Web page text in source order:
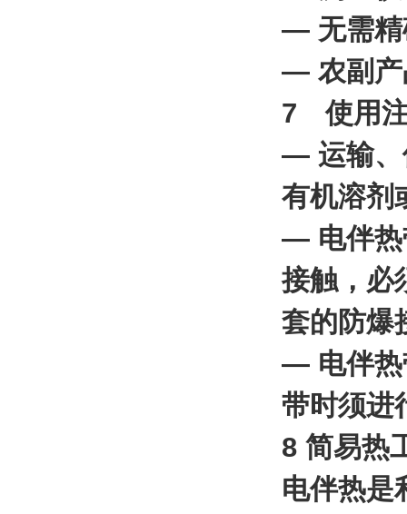
— 无需精
— 农副产
7 使用
— 运输、
有机溶剂
— 电伴热
接触，必
套的防爆
— 电伴热
带时须进
8 简易热
电伴热是